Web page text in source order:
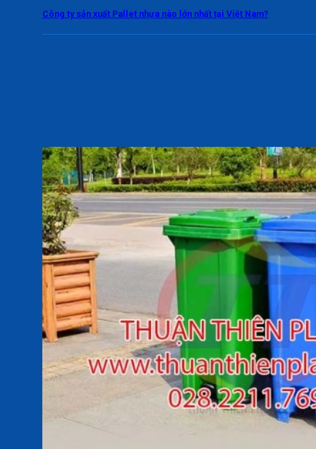
Công ty sản xuất Pallet nhựa nào lớn nhất tại Việt Nam?